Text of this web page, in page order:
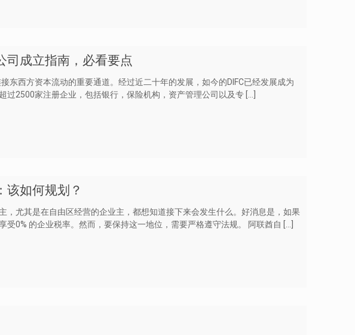
司成立指南，必看要点
东西方资本流动的重要通道。经过近二十年的发展，如今的DIFC已经发展成为
过2500家注册企业，包括银行，保险机构，资产管理公司以及专
该如何规划？
，尤其是在自由区经营的企业主，都想知道接下来会发生什么。好消息是，如果
受0% 的企业税率。然而，要保持这一地位，需要严格遵守法规。 阿联酋自